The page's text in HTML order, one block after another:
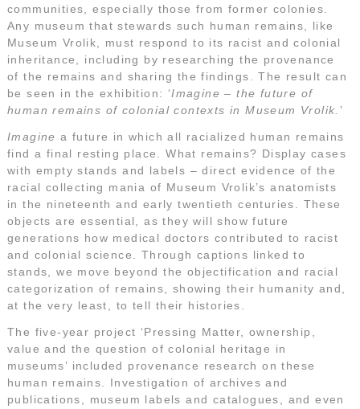
communities, especially those from former colonies.
Any museum that stewards such human remains, like
Museum Vrolik, must respond to its racist and colonial
inheritance, including by researching the provenance
of the remains and sharing the findings. The result can
be seen in the exhibition: ‘Imagine – the future of
human remains of colonial contexts in Museum Vrolik. ’
Imagine a future in which all racialized human remains
find a final resting place. What remains? Display cases
with empty stands and labels – direct evidence of the
racial collecting mania of Museum Vrolik’s anatomists
in the nineteenth and early twentieth centuries. These
objects are essential, as they will show future
generations how medical doctors contributed to racist
and colonial science. Through captions linked to
stands, we move beyond the objectification and racial
categorization of remains, showing their humanity and,
at the very least, to tell their histories.
The five-year project ‘Pressing Matter, ownership,
value and the question of colonial heritage in
museums’ included provenance research on these
human remains. Investigation of archives and
publications, museum labels and catalogues, and even